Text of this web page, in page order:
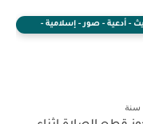
- أدعية - صور - إسلامية -